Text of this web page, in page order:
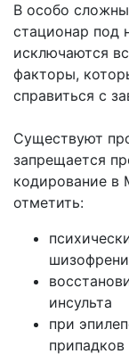
В особо
стационар под
исключаются
факторы,
справиться с
Существуют
запрещается
кодирование в
отметить:
инсульта
при
припадков